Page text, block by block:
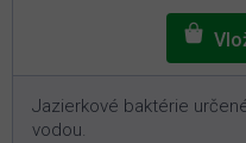
Jazierkové baktérie
vodou.